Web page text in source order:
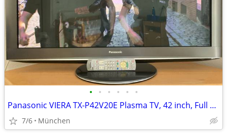
• • • • • •
Panasonic VIERA TX-P42V20E Plasma TV, 42 inch, Full HD 1920×1080 1080p
7/6 München